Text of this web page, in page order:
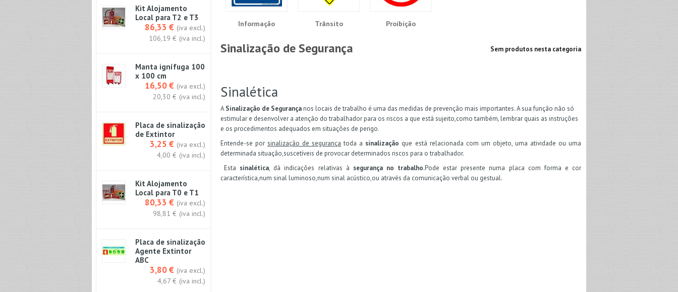
Kit Alojamento
Local para T2 e T3
86,33 € (iva excl.)
106,19 € (iva incl.)
Manta ignífuga 100
x 100 cm
16,50 € (iva excl.)
20,30 € (iva incl.)
Placa de sinalização
de Extintor
3,25 € (iva excl.)
4,00 € (iva incl.)
Kit Alojamento
Local para T0 e T1
80,33 € (iva excl.)
98,81 € (iva incl.)
Placa de sinalização
Agente Extintor
ABC
3,80 € (iva excl.)
4,67 € (iva incl.)
Informação Trânsito Proibição
Sinalização de Segurança Sem produtos nesta categoria
Sinalética
ASinalização de Segurançanos locais de trabalho é uma das medidas de prevenção mais importantes. A sua função não só
estimular e desenvolver a atenção do trabalhador para os riscos a que está sujeito,como também, lembrar quais as instruções
e os procedimentos adequados em situações de perigo.
Entende-se porsinalização de segurança toda a sinalização que está relacionada com um objeto, uma atividade ou uma
determinada situação,suscetíveis de provocar determinados riscos para o trabalhador.
Esta sinalética, dá indicações relativas à segurança no trabalho.Pode estar presente numa placa com forma e cor
característica,num sinal luminoso,num sinal acústico,ou através da comunicação verbal ou gestual.